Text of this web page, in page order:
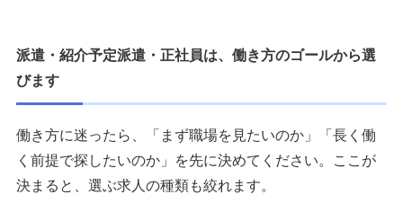
派遣・紹介予定派遣・正社員は、働き方のゴールから選
びます
働き方に迷ったら、「まず職場を見たいのか」「長く働
く前提で探したいのか」を先に決めてください。ここが
決まると、選ぶ求人の種類も絞れます。